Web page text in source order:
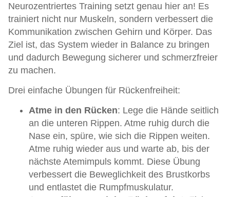
Neurozentriertes Training setzt genau hier an! Es
trainiert nicht nur Muskeln, sondern verbessert die
Kommunikation zwischen Gehirn und Körper. Das
Ziel ist, das System wieder in Balance zu bringen
und dadurch Bewegung sicherer und schmerzfreier
zu machen.
Drei einfache Übungen für Rückenfreiheit:
Atme in den Rücken: Lege die Hände seitlich
an die unteren Rippen. Atme ruhig durch die
Nase ein, spüre, wie sich die Rippen weiten.
Atme ruhig wieder aus und warte ab, bis der
nächste Atemimpuls kommt. Diese Übung
verbessert die Beweglichkeit des Brustkorbs
und entlastet die Rumpfmuskulatur.